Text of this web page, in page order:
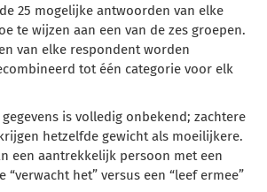
25 mogelijke antwoorden van elke
te wijzen aan een van de zes groepen.
van elke respondent worden
tot één categorie voor elk
is volledig onbekend; zachtere
hetzelfde gewicht als moeilijkere.
een aantrekkelijk persoon met een
“verwacht het” versus een “leef ermee”